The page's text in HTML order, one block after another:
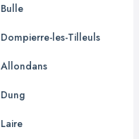
Bulle
Dompierre-les-Tilleuls
Allondans
Dung
Laire